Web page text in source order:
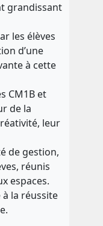
grandissant
les élèves
d’une
à cette
CM1B et
de la
leur
de gestion,
réunis
espaces.
la réussite